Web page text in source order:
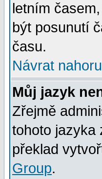
letním
být posunutí
času.
Návrat nahoru
Můj jazyk
Zřejmě
tohoto jazyka
překlad
Group.